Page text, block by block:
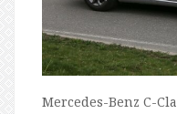
Mercedes-Benz C-